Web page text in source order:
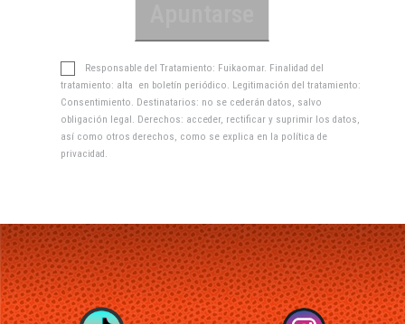
Responsable del Tratamiento: Fuikaomar. Finalidad del
tratamiento: alta en boletín periódico. Legitimación del tratamiento:
Consentimiento. Destinatarios: no se cederán datos, salvo
obligación legal. Derechos: acceder, rectificar y suprimir los datos,
así como otros derechos, como se explica en la política de
privacidad .